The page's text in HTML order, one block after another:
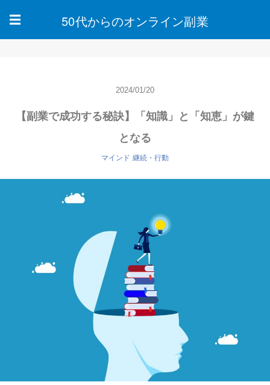
☰ 50代からのオンライン副業
2024/01/20
【副業で成功する秘訣】「知識」と「知恵」が鍵
となる
マインド 継続・行動